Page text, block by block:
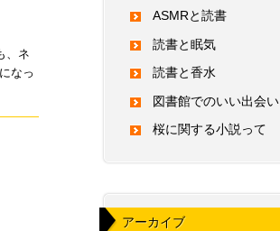
、ネ
なっ
ASMRと読書
読書と眠気
読書と香水
図書館でのいい出会い
桜に関する小説って
アーカイブ